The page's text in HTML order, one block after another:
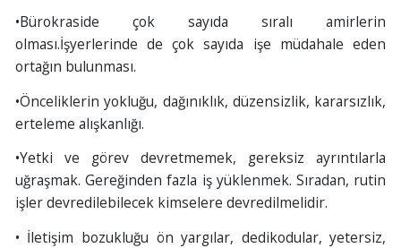
•Bürokraside çok sayıda sıralı amirlerin
olması.İşyerlerinde de çok sayıda işe müdahale eden
ortağın bulunması.
•Önceliklerin yokluğu, dağınıklık, düzensizlik, kararsızlık,
erteleme alışkanlığı.
•Yetki ve görev devretmemek, gereksiz ayrıntılarla
uğraşmak. Gereğinden fazla iş yüklenmek. Sıradan, rutin
işler devredilebilecek kimselere devredilmelidir.
• İletişim bozukluğu ön yargılar, dedikodular, yetersiz,